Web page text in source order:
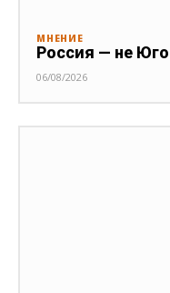
МНЕНИЕ
Россия — не
06/08/2026